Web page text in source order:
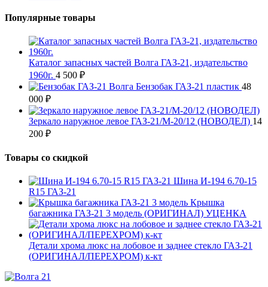
Популярные товары
Каталог запасных частей Волга ГАЗ-21, издательство
1960г. 4 500 ₽
Бензобак ГАЗ-21 пластик 48
000 ₽
Зеркало наружное левое ГАЗ-21/М-20/12 (НОВОДЕЛ) 14
200 ₽
Товары со скидкой
Шина И-194 6.70-15
R15 ГАЗ-21
Крышка
багажника ГАЗ-21 3 модель (ОРИГИНАЛ) УЦЕНКА
Детали хрома люкс на лобовое и заднее стекло ГАЗ-21
(ОРИГИНАЛ/ПЕРЕХРОМ) к-кт